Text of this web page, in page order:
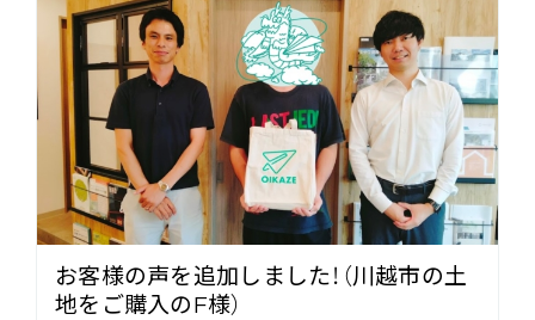
お客様の声を追加しました！（川越市の土
地をご購入のF様）